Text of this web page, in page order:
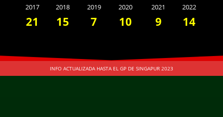
2017 2018 2019 2020 2021 2022
21 15 7 10 9 14
INFO ACTUALIZADA HASTA EL GP DE SINGAPUR 2023